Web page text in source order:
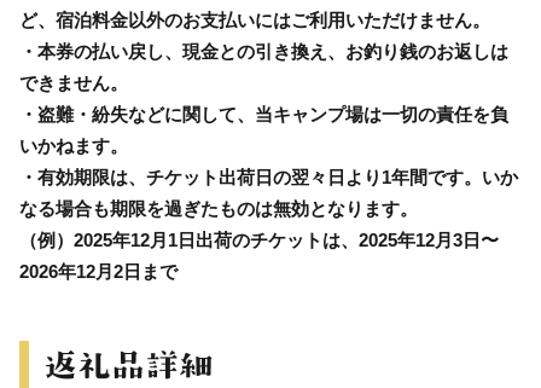
ど、宿泊料金以外のお支払いにはご利用いただけません。
・本券の払い戻し、現金との引き換え、お釣り銭のお返しは
できません。
・盗難・紛失などに関して、当キャンプ場は一切の責任を負
いかねます。
・有効期限は、チケット出荷日の翌々日より1年間です。いか
なる場合も期限を過ぎたものは無効となります。
（例）2025年12月1日出荷のチケットは、2025年12月3日〜
2026年12月2日まで